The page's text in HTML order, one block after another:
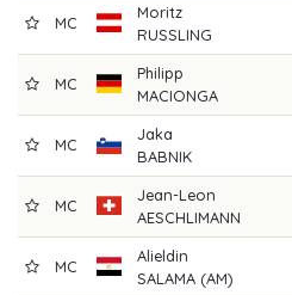
MC
Moritz
RUSSLING
MC
Philipp
MACIONGA
MC
Jaka
BABNIK
MC
Jean-Leon
AESCHLIMANN
MC
Alieldin
SALAMA (AM)